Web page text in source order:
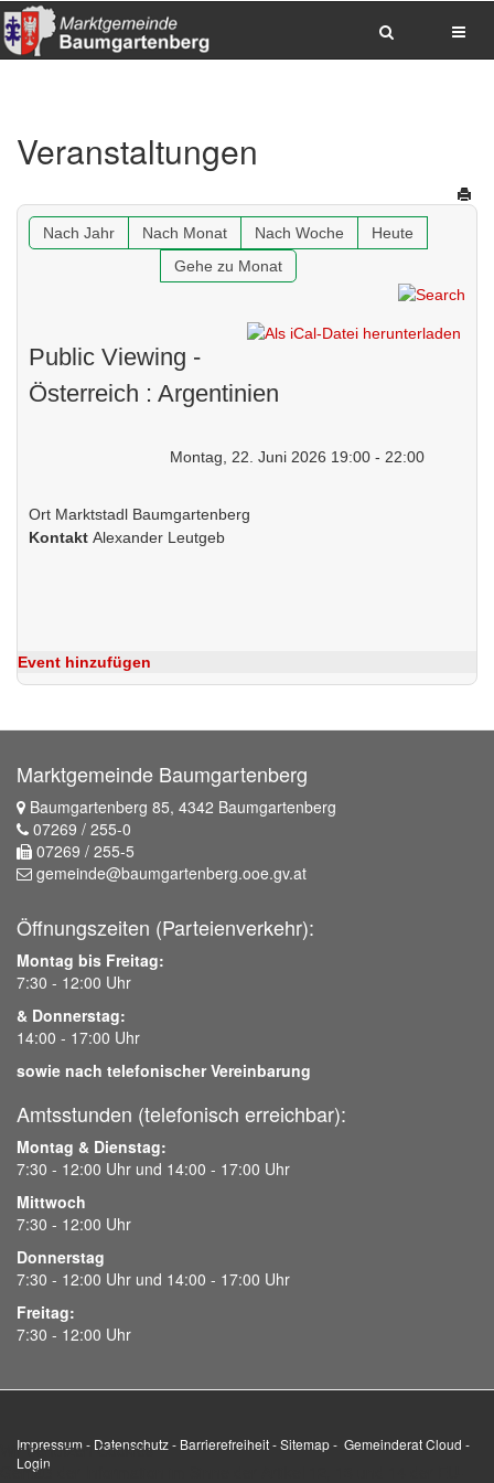
Sitemap anzeigen
Suche
E-Mail senden
Anfahrt via Google Maps planen
Veranstaltungen
Nach Jahr Nach Monat Nach Woche
Heute
Gehe zu Monat
Public Viewing -
Österreich : Argentinien
Montag, 22. Juni 2026 19:00 - 22:00
Ort Marktstadl Baumgartenberg
Kontakt Alexander Leutgeb
Event hinzufügen
Marktgemeinde Baumgartenberg
Baumgartenberg 85, 4342 Baumgartenberg
07269 / 255-0
07269 / 255-5
gemeinde@baumgartenberg.ooe.gv.at
Öffnungszeiten (Parteienverkehr):
Montag bis Freitag:
7:30 - 12:00 Uhr
& Donnerstag:
14:00 - 17:00 Uhr
sowie nach telefonischer Vereinbarung
Amtsstunden (telefonisch erreichbar):
Montag & Dienstag:
7:30 - 12:00 Uhr und 14:00 - 17:00 Uhr
Mittwoch
7:30 - 12:00 Uhr
Donnerstag
7:30 - 12:00 Uhr und 14:00 - 17:00 Uhr
Freitag:
7:30 - 12:00 Uhr
Impressum - Datenschutz- Barrierefreiheit-Sitemap- Gemeinderat Cloud -
Login
Wir benutzen Cookies
Gemäß der Information im Sinne der Artikel 12, 13 und 14 der EU-